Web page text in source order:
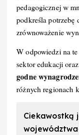
pedagogicznej w
podkreśla potrzebę
zrównoważenie
W odpowiedzi na
sektor edukacji
godne
różnych regionach
Ciekawostką